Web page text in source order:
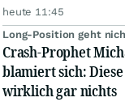
heute 11:45
Long-Position geht
Crash-Prophet
blamiert sich:
wirklich gar nichts